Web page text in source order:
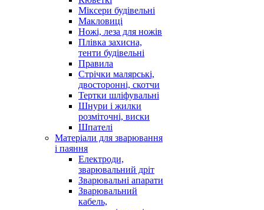
Міксери будівельні
Макловиці
Ножі, леза для ножів
Плівка захисна,
тенти будівельні
Правила
Стрічки малярські,
двосторонні, скотчи
Тертки шліфувальні
Шнури і жилки
розміточні, виски
Шпателі
Матеріали для зварювання
і паяння
Електроди,
зварювальний дріт
Зварювальні апарати
Зварювальний
кабель,